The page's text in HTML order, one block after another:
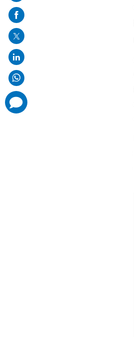
on
mail
comments
added